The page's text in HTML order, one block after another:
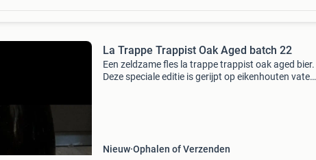
La Trappe Trappist Oak Aged batch 22
Een zeldzame fles la trappe trappist oak aged bier.
Deze speciale editie is gerijpt op eikenhouten vaten,
Nieuw Ophalen of Verzenden